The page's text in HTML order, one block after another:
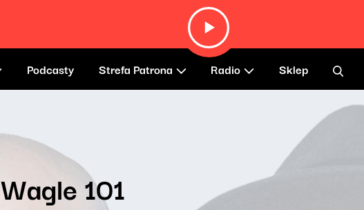
Podcasty Strefa Patrona Radio Sklep
Wagle 101